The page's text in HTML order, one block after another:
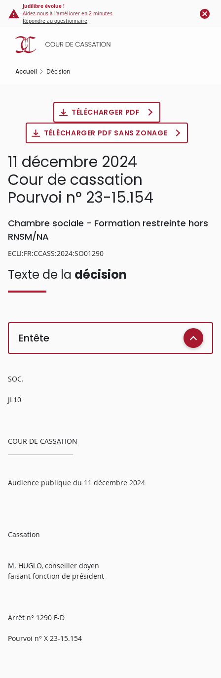
Panneau de gestion des cookies
contenu
principal
Judilibre évolue !
Aidez-nous à l'améliorer en 2 minutes
Répondre au questionnaire
Accueil Décision
TÉLÉCHARGER PDF
TÉLÉCHARGER PDF SANS ZONAGE
11 décembre 2024
Cour de cassation
Pourvoi n° 23-15.154
Chambre sociale - Formation restreinte hors
RNSM/NA
ECLI:FR:CCASS:2024:SO01290
Texte de la décision
Entête
SOC.
JL10
COUR DE CASSATION
Audience publique du 11 décembre 2024
Cassation
M. HUGLO, conseiller doyen
faisant fonction de président
Arrêt n° 1290 F-D
Pourvoi n° X 23-15.154